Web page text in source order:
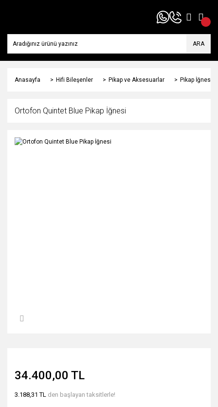
ARA
Anasayfa Hifi Bileşenler Pikap ve Aksesuarlar Pikap İğnesi
Ortofon Quintet Blue Pikap İğnesi
34.400,00 TL
3.188,31 TL den başlayan taksitlerle!